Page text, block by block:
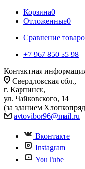
Корзина0
Отложенные0
Сравнение
+7 967 850 35 98
Контактная
Свердловская обл.,
г. Карпинск,
ул. Чайковского, 14
(за зданием
avtovibor96@mail.ru
Вконтакте
Instagram
YouTube